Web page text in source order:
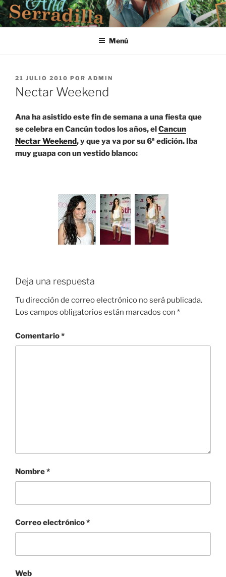
Saltar
al
contenido
Menú
PUBLICADO
EL
21 JULIO 2010 POR ADMIN
Nectar Weekend
Ana ha asistido este fin de semana a una fiesta que
se celebra en Cancún todos los años, elCancun
Nectar Weekend, y que ya va por su 6ª edición. Iba
muy guapa con un vestido blanco:
Deja una respuesta
Tu dirección de correo electrónico no será publicada.
Los campos obligatorios están marcados con *
Comentario*
Nombre*
Correo electrónico*
Web